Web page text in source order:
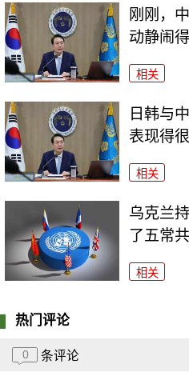
刚刚，
动静闹
相关
日韩与
表现得
相关
乌克兰
了五常
相关
热门评论
0 条评论